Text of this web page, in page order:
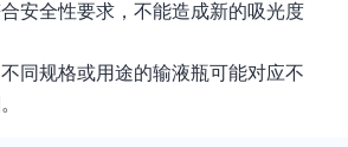
安全性要求，不能造成新的吸光度
同规格或用途的输液瓶可能对应不